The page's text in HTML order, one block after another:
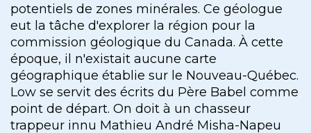
potentiels de zones minérales. Ce géologue
eut la tâche d'explorer la région pour la
commission géologique du Canada. À cette
époque, il n'existait aucune carte
géographique établie sur le Nouveau-Québec.
Low se servit des écrits du Père Babel comme
point de départ. On doit à un chasseur
trappeur innu Mathieu André Misha-Napeu